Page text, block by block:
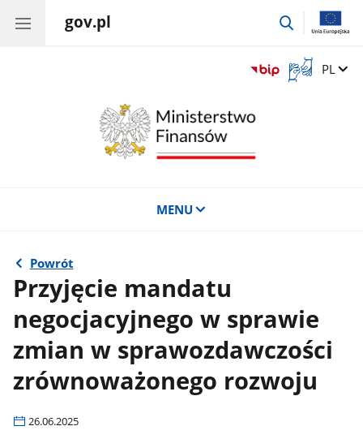
gov.pl
przejdź
Otwórz
okno
Zmień
PL
MENU
Powrót
Przyjęcie mandatu
negocjacyjnego w sprawie
zmian w sprawozdawczości
zrównoważonego rozwoju
26.06.2025